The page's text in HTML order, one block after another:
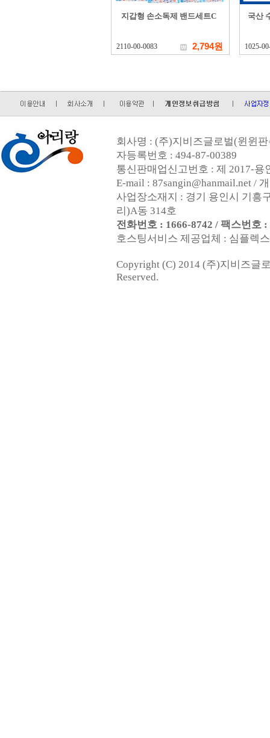
지갑형 손소독제 밴드세트C
2110-00-0083 2,794원
국산
1025-
회사명 : (주)지비즈글로벌(윈윈
자등록번호 : 494-87-00389
통신판매업신고번호 : 제 2017-용
E-mail : 87sangin@hanmail.net /
사업장소재지 : 경기 용인시 기흥
리)A동 314호
전화번호 : 1666-8742 / 팩스번호 :
호스팅서비스 제공업체 : 심플렉
Copyright (C) 2014 (주)지비즈글
Reserved.